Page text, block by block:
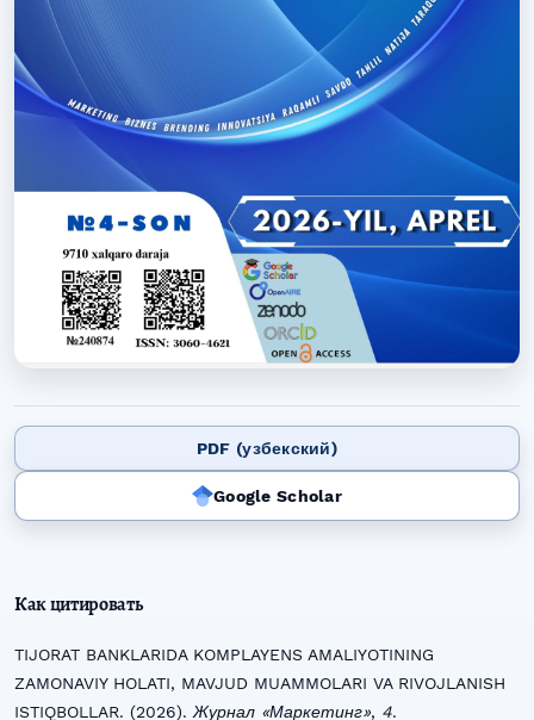
PDF (узбекский)
Google Scholar
Как цитировать
TIJORAT BANKLARIDA KOMPLAYENS AMALIYOTINING
ZAMONAVIY HOLATI, MAVJUD MUAMMOLARI VA RIVOJLANISH
ISTIQBOLLAR. (2026). Журнал «Маркетинг», 4.